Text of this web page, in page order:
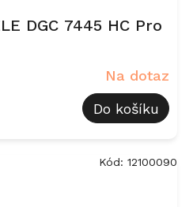
DGC 7445 HC Pro
Na dotaz
Do košíku
Kód: 12100090